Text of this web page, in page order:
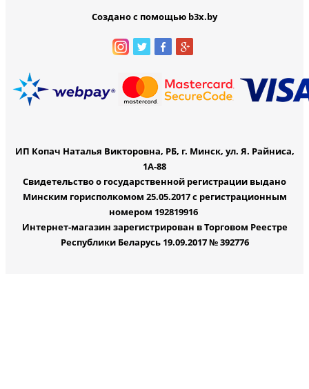
Создано с помощью b3x.by
ИП Копач Наталья Викторовна, РБ, г. Минск, ул. Я. Райниса,
1А-88
Свидетельство о государственной регистрации выдано
Минским горисполкомом 25.05.2017 с регистрационным
номером 192819916
Интернет-магазин зарегистрирован в Торговом Реестре
Республики Беларусь 19.09.2017 № 392776